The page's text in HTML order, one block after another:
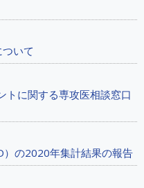
いて
トに関する専攻医相談窓口
の2020年集計結果の報告